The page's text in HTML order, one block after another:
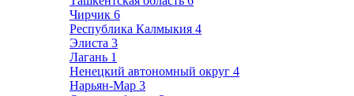
Чирчик 6
Республика Калмыкия 4
Элиста 3
Лагань 1
Ненецкий автономный округ 4
Нарьян-Мар 3